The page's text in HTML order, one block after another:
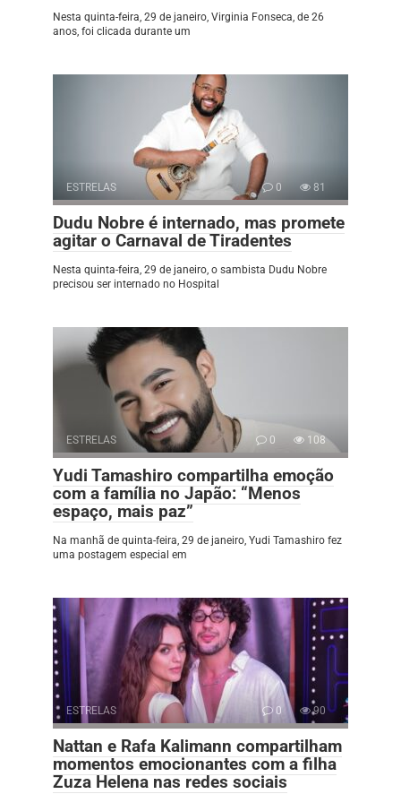
Nesta quinta-feira, 29 de janeiro, Virginia Fonseca, de 26
anos, foi clicada durante um
ESTRELAS 0 81
Dudu Nobre é internado, mas promete
agitar o Carnaval de Tiradentes
Nesta quinta-feira, 29 de janeiro, o sambista Dudu Nobre
precisou ser internado no Hospital
ESTRELAS 0 108
Yudi Tamashiro compartilha emoção
com a família no Japão: “Menos
espaço, mais paz”
Na manhã de quinta-feira, 29 de janeiro, Yudi Tamashiro fez
uma postagem especial em
ESTRELAS 0 90
Nattan e Rafa Kalimann compartilham
momentos emocionantes com a filha
Zuza Helena nas redes sociais